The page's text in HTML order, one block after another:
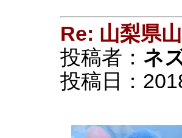
Re: 山梨県
投稿者： ネ
投稿日：